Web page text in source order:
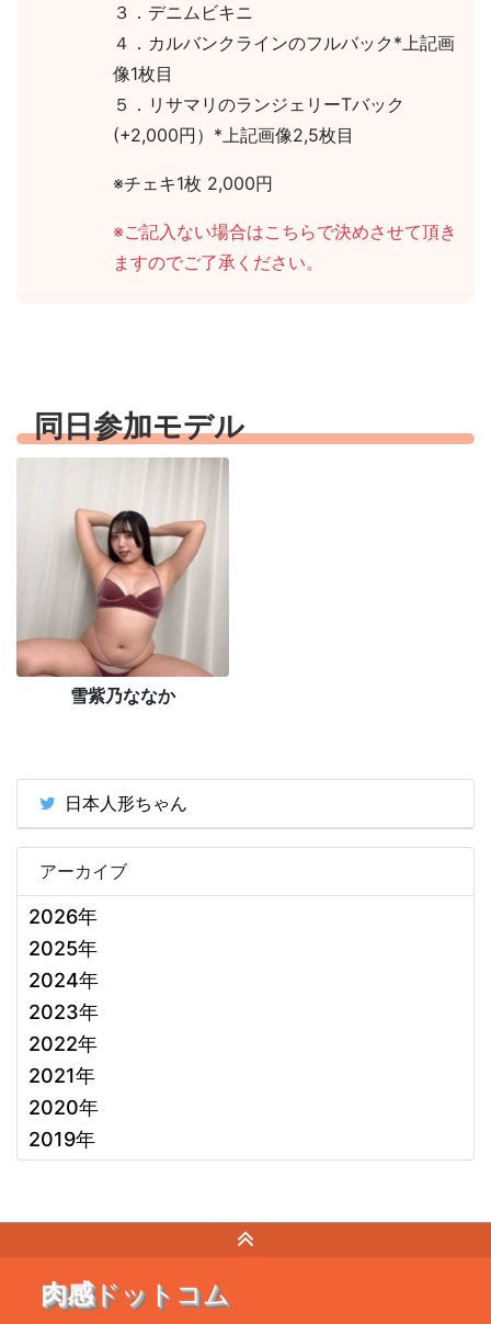
３．デニムビキニ
４．カルバンクラインのフルバック*上記画
像1枚目
５．リサマリのランジェリーTバック
(+2,000円）*上記画像2,5枚目
※チェキ1枚 2,000円
※ご記入ない場合はこちらで決めさせて頂き
ますのでご了承ください。
同日参加モデル
雪紫乃ななか
日本人形ちゃん
アーカイブ
2026年
2025年
2024年
2023年
2022年
2021年
2020年
2019年
肉感ドットコム